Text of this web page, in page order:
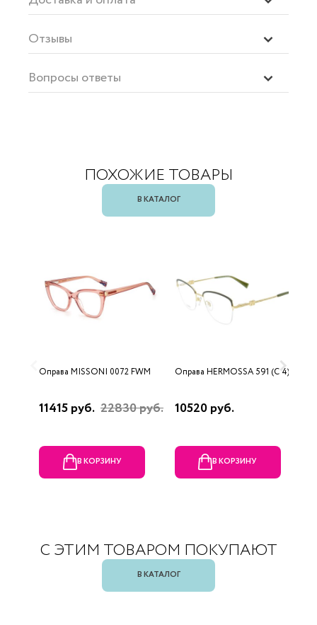
Отзывы
Вопросы ответы
ПОХОЖИЕ ТОВАРЫ
В КАТАЛОГ
Оправа MISSONI 0072 FWM
11415 руб. 22830 руб.
В КОРЗИНУ
Оправа HERMOSSA 591 (C 4)
10520 руб.
В КОРЗИНУ
С ЭТИМ ТОВАРОМ ПОКУПАЮТ
В КАТАЛОГ